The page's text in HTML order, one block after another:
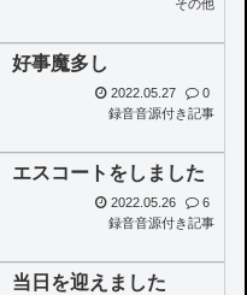
その他
事魔多し
2022.05.27
0
録音音源付き記事
スコートをしました
2022.05.26
6
録音音源付き記事
日を迎えました